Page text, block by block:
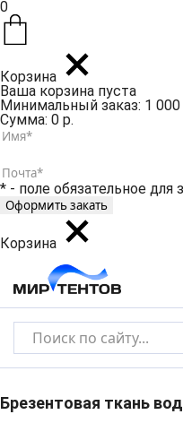
0
Корзина
Ваша корзина пуста
Минимальный заказ: 1 000
Сумма: 0 р.
* - поле обязательное для
Корзина
Брезентовая ткань